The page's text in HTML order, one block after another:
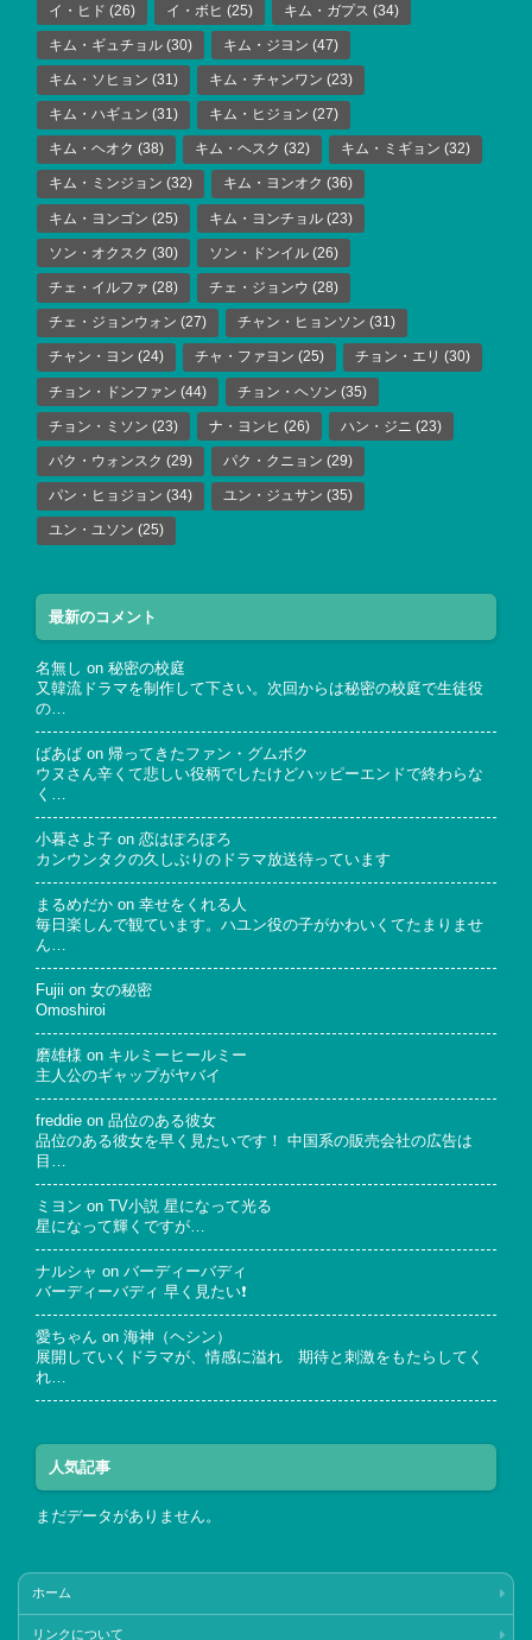
イ・ヒド (26) イ・ボヒ (25) キム・ガプス (34)
キム・ギュチョル (30) キム・ジヨン (47)
キム・ソヒョン (31) キム・チャンワン (23)
キム・ハギュン (31) キム・ヒジョン (27)
キム・ヘオク (38) キム・ヘスク (32) キム・ミギョン (32)
キム・ミンジョン (32) キム・ヨンオク (36)
キム・ヨンゴン (25) キム・ヨンチョル (23)
ソン・オクスク (30) ソン・ドンイル (26)
チェ・イルファ (28) チェ・ジョンウ (28)
チェ・ジョンウォン (27) チャン・ヒョンソン (31)
チャン・ヨン (24) チャ・ファヨン (25) チョン・エリ (30)
チョン・ドンファン (44) チョン・ヘソン (35)
チョン・ミソン (23) ナ・ヨンヒ (26) ハン・ジニ (23)
パク・ウォンスク (29) パク・クニョン (29)
パン・ヒョジョン (34) ユン・ジュサン (35)
ユン・ユソン (25)
最新のコメント
名無し on 秘密の校庭
又韓流ドラマを制作して下さい。次回からは秘密の校庭で生徒役
の…
ばあば on 帰ってきたファン・グムボク
ウヌさん辛くて悲しい役柄でしたけどハッピーエンドで終わらな
く…
小暮さよ子 on 恋はぽろぽろ
カンウンタクの久しぶりのドラマ放送待っています
まるめだか on 幸せをくれる人
毎日楽しんで観ています。ハユン役の子がかわいくてたまりませ
ん…
Fujii on 女の秘密
Omoshiroi
磨雄様 on キルミーヒールミー
主人公のギャップがヤバイ
freddie on 品位のある彼女
品位のある彼女を早く見たいです！ 中国系の販売会社の広告は
目…
ミヨン on
TV小説 星になって光る
星になって輝くですが…
ナルシャ on バーディーバディ
バーディーバディ 早く見たい❗
愛ちゃん on 海神（ヘシン）
展開していくドラマが、情感に溢れ 期待と刺激をもたらしてく
れ…
人気記事
まだデータがありません。
ホーム
リンクについて